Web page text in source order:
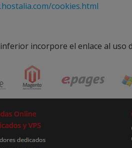
cookies.html
incorpore el enlace al uso